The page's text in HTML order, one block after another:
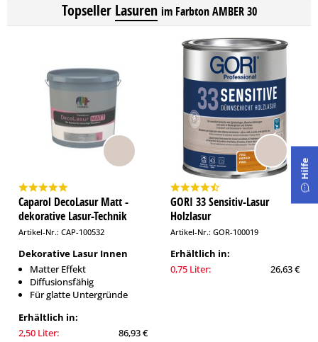
Topseller Lasuren im Farbton AMBER 30
Caparol DecoLasur Matt -
dekorative Lasur-Technik
Artikel-Nr.: CAP-100532
Dekorative Lasur Innen
Matter Effekt
Diffusionsfähig
Für glatte Untergründe
Erhältlich in:
2,50 Liter:
86,93 €
GORI 33 Sensitiv-Lasur
Holzlasur
Artikel-Nr.: GOR-100019
Erhältlich in:
0,75 Liter:
26,63 €
Hilfe